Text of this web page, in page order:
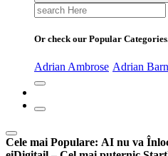
Search
for:
Or check our Popular
Adrian Ambrose Adrian
Cele mai Populare: AI nu va